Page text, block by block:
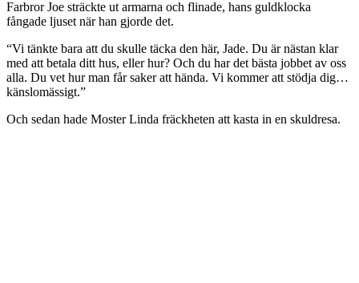
Farbror Joe sträckte ut armarna och flinade, hans guldklocka
fångade ljuset när han gjorde det.
“Vi tänkte bara att du skulle täcka den här, Jade. Du är nästan klar
med att betala ditt hus, eller hur? Och du har det bästa jobbet av oss
alla. Du vet hur man får saker att hända. Vi kommer att stödja dig…
känslomässigt.”
Och sedan hade Moster Linda fräckheten att kasta in en skuldresa.